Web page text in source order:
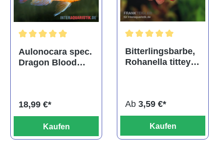
Durchschnittliche Bewertung von 5 von 5 Sternen
Aulonocara spec.
Dragon Blood
18,99 €*
Kaufen
Bitterlingsbarbe,
Rohanella titteya,
Ab 3,59 €*
Kaufen